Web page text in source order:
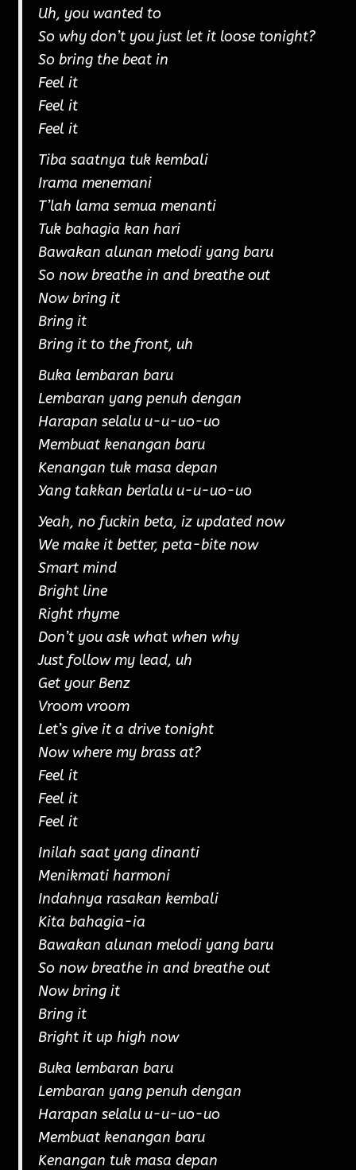
Uh, you wanted to
So why don’t you just let it loose tonight?
So bring the beat in
Feel it
Feel it
Feel it
Tiba saatnya tuk kembali
Irama menemani
T’lah lama semua menanti
Tuk bahagia kan hari
Bawakan alunan melodi yang baru
So now breathe in and breathe out
Now bring it
Bring it
Bring it to the front, uh
Buka lembaran baru
Lembaran yang penuh dengan
Harapan selalu u-u-uo-uo
Membuat kenangan baru
Kenangan tuk masa depan
Yang takkan berlalu u-u-uo-uo
Yeah, no fuckin beta, iz updated now
We make it better, peta-bite now
Smart mind
Bright line
Right rhyme
Don’t you ask what when why
Just follow my lead, uh
Get your Benz
Vroom vroom
Let’s give it a drive tonight
Now where my brass at?
Feel it
Feel it
Feel it
Inilah saat yang dinanti
Menikmati harmoni
Indahnya rasakan kembali
Kita bahagia-ia
Bawakan alunan melodi yang baru
So now breathe in and breathe out
Now bring it
Bring it
Bright it up high now
Buka lembaran baru
Lembaran yang penuh dengan
Harapan selalu u-u-uo-uo
Membuat kenangan baru
Kenangan tuk masa depan